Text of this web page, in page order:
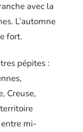
avec la
L’automne
fort.
pépites :
Creuse,
mi-